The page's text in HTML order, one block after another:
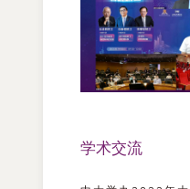
学术交流